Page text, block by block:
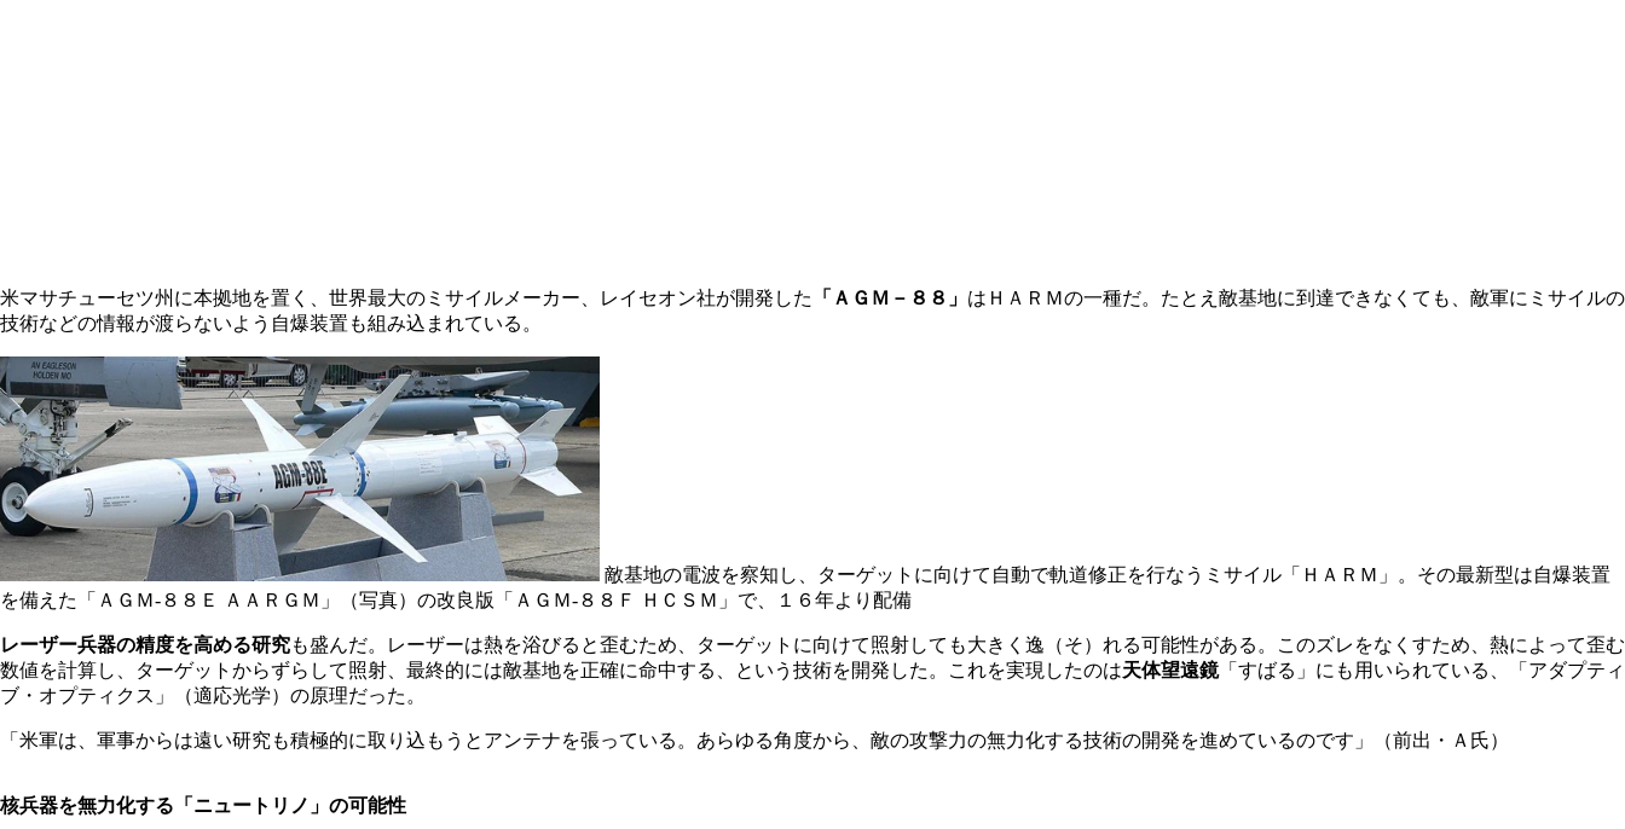
米マサチューセツ州に本拠地を置く、世界最大のミサイルメーカー、レイセオン社が開発した 「ＡＧＭ－８８」 はＨＡＲＭの一種だ。たとえ敵基地に到達できなくても、敵軍にミサイルの
技術などの情報が渡らないよう自爆装置も組み込まれている。
敵基地の電波を察知し、ターゲットに向けて自動で軌道修正を行なうミサイル「ＨＡＲＭ」。その最新型は自爆装置
を備えた「ＡＧＭ-８８Ｅ ＡＡＲＧＭ」（写真）の改良版「ＡＧＭ-８８Ｆ ＨＣＳＭ」で、１６年より配備
レーザー兵器の精度を高める研究も盛んだ。レーザーは熱を浴びると歪むため、ターゲットに向けて照射しても大きく逸（そ）れる可能性がある。このズレをなくすため、熱によって歪む
数値を計算し、ターゲットからずらして照射、最終的には敵基地を正確に命中する、という技術を開発した。これを実現したのは天体望遠鏡「すばる」にも用いられている、「アダプティ
ブ・オプティクス」（適応光学）の原理だった。
「米軍は、軍事からは遠い研究も積極的に取り込もうとアンテナを張っている。あらゆる角度から、敵の攻撃力の無力化する技術の開発を進めているのです」（前出・Ａ氏）
核兵器を無力化する「ニュートリノ」の可能性